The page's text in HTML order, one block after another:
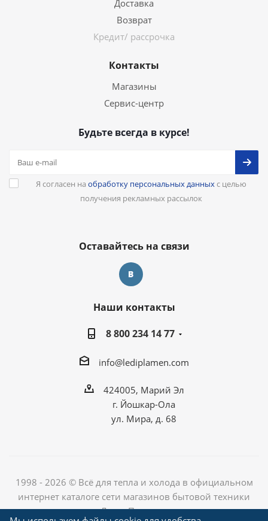
Доставка
Возврат
Кредит/ рассрочка
Контакты
Магазины
Сервис-центр
Будьте всегда в курсе!
Я согласен на обработку персональных данныхс целью
получения рекламных рассылок
Оставайтесь на связи
Наши контакты
8 800 234 14 77
info@lediplamen.com
424005, Марий Эл
г. Йошкар-Ола
ул. Мира, д. 68
1998 - 2026 © Всё для тепла и холода в официальном
интернет каталоге сети магазинов бытовой техники
«Лед и Пламень»